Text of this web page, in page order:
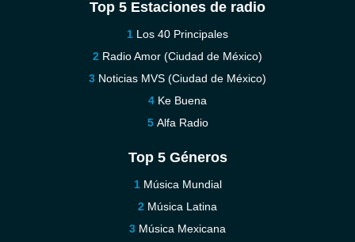
Top 5 Estaciones de radio
Los 40 Principales
Radio Amor (Ciudad de México)
Noticias MVS (Ciudad de México)
Ke Buena
Alfa Radio
Top 5 Géneros
Música Mundial
Música Latina
Música Mexicana